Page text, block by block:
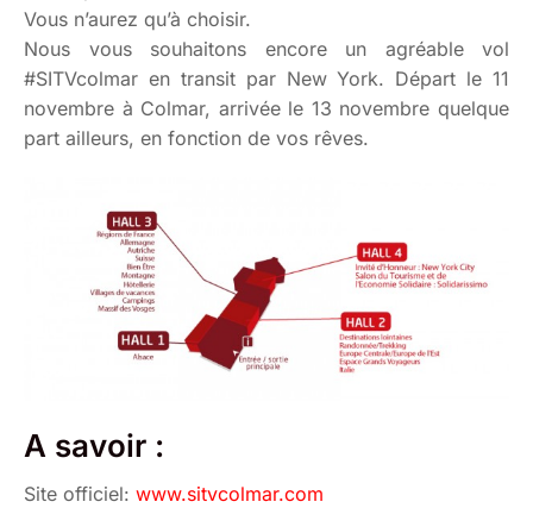
Vous n’aurez qu’à choisir.
Nous vous souhaitons encore un agréable vol
#SITVcolmar en transit par New York. Départ le 11
novembre à Colmar, arrivée le 13 novembre quelque
part ailleurs, en fonction de vos rêves.
A savoir :
Site officiel: www.sitvcolmar.com